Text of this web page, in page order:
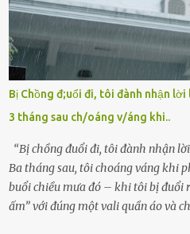
bà Đỗ Thị Nga, lập tức ra quyết
viện cớ “không đủ khả năng nuôi
quyền giám hộ, yêu cầu bệnh viện
bỏ rơi. Trong khi ấy, con gái ruột
mê man sau sinh, hoàn toàn
Thiếu úy Nguyễn Thị Mai, một nữ
tình cờ chứng kiến giây phút bé bị
hỏn, bàn tay bé xíu co quắp, ...
Bị Chồng đ;uổi đi, tôi đành nhận lời
3 tháng sau ch/oáng v/áng khi..
“Bị chồng đuổi đi, tôi đành nhận
Ba tháng sau, tôi choáng váng khi
buổi chiều mưa đó – khi tôi bị đuổi
ấm” với đúng một vali quần áo và